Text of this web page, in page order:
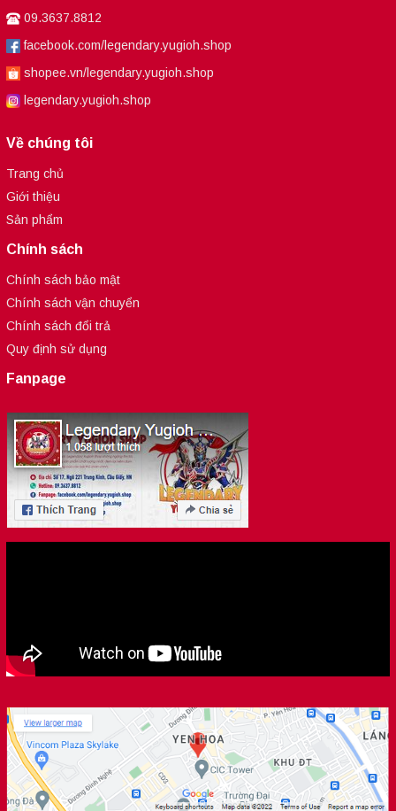
09.3637.8812
facebook.com/legendary.yugioh.shop
shopee.vn/legendary.yugioh.shop
legendary.yugioh.shop
Về chúng tôi
Trang chủ
Giới thiệu
Sản phẩm
Chính sách
Chính sách bảo mật
Chính sách vận chuyển
Chính sách đổi trả
Quy định sử dụng
Fanpage